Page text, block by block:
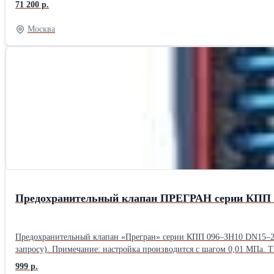
монтируется на задвижке Гранар KR14 при помощи монтажного
выключателя 1220/02 EX max 30V. 7A (DC) к задвижке ГРАНАР KR14 В составе: Переходник под конц.выкл. Bartec Ex на задвижку KR14 АГТО 136.00.00СБ -0,12кг, 42х46х4мм, 0,00001м3 Винт М03х20 Оц
ГОСТ 17473-80 с полукруглой головкой Винт М04х10 Оц ГОСТ
71 200 р.
Москва
Предохранительный клапан ПРЕГРАН серии КПП
Предохранительный клапан «Прегран» серии КПП 096–ЗН10
запросу). Примечание: настройка производится с шагом 0,01 МПа.
оборудования систем тепло-, водо-, пароснабжения и других систем.
999 р.